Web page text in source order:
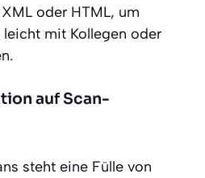
oder HTML, um
mit Kollegen oder
auf Scan-
steht eine Fülle von